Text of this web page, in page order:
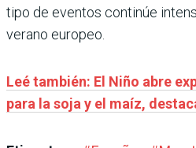
tipo de eventos continúe
verano europeo.
Leé también: El Niño abre
para la soja y el maíz,